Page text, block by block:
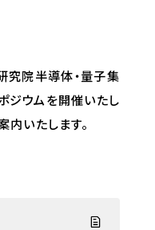
究院半導体・量子集
ジウムを開催いたし
内いたします。